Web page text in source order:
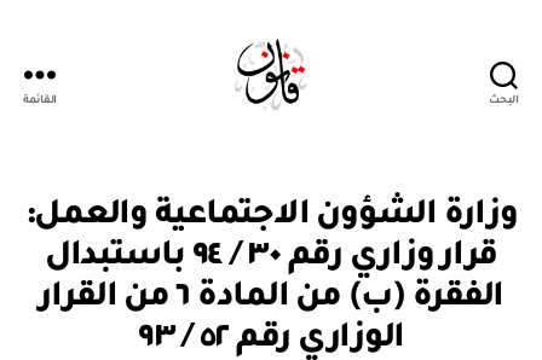
البحث القائمة
التصنيفاتق
روزارة الشؤون الاجتماعية والعمل:
قرار وزاري رقم ٣٠ / ٩٤ باستبدال
الفقرة (ب) من المادة ٦ من القرار
الوزاري رقم ٥٢ / ٩٣
بو
س